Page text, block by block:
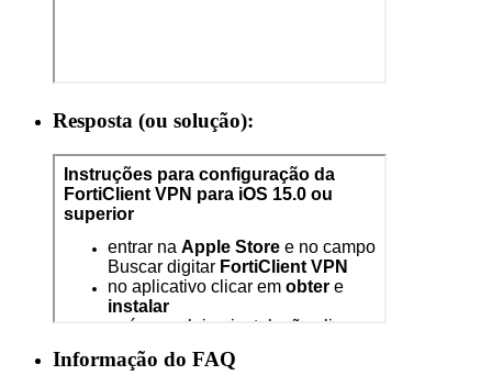
Resposta (ou solução):
Informação do FAQ